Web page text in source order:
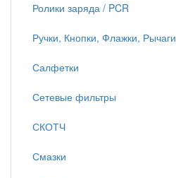
Ролики заряда / PCR
Ручки, Кнопки, Флажки, Рычаги
Салфетки
Сетевые фильтры
СКОТЧ
Смазки